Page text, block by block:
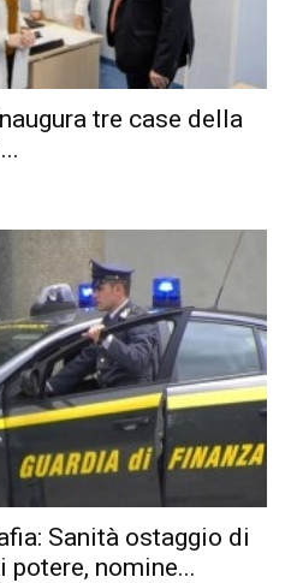
tre case della
Sanità ostaggio di
nomine...